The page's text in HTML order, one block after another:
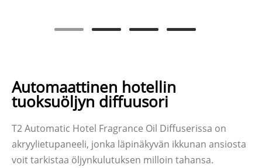
Automaattinen hotellin
tuoksuöljyn diffuusori
T2 Automatic Hotel Fragrance Oil Diffuserissa on
akryylietupaneeli, jonka läpinäkyvän ikkunan ansiosta
voit tarkistaa öljynkulutuksen milloin tahansa.